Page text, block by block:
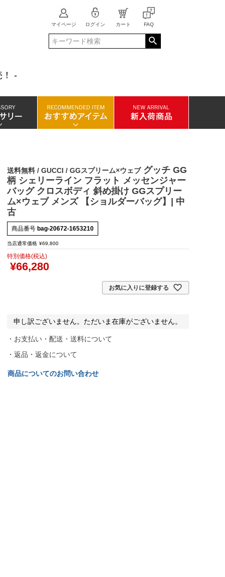
！ -
マイページ ログイン カート FAQ
送料無料 / GUCCI / GGスプリーム×ウェブ グッチ GG
柄 シェリーライン フラット メッセンジャー
バッグ クロスボディ 斜め掛け GGスプリー
ム×ウェブ メンズ 【ショルダーバッグ】| 中
古
商品番号 bag-20672-1653210
当店通常価格 ¥69,800
特別価格(税込)
¥66,280
お気に入りに登録する
申し訳ございません。ただいま在庫がございません。
・お支払い・配送・送料について
・返品・返金について
商品についてのお問い合わせ